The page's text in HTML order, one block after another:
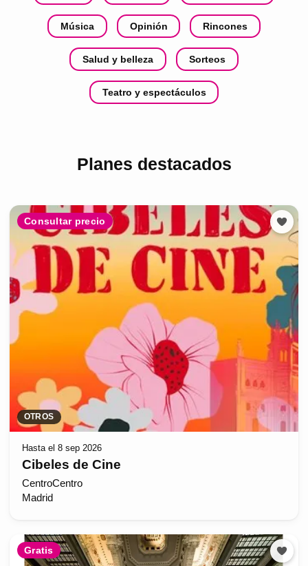
Música Opinión Rincones
Salud y belleza Sorteos
Teatro y espectáculos
Planes destacados
Consultar precio
OTROS
Hasta el 8 sep 2026
Cibeles de Cine
CentroCentro
Madrid
Gratis